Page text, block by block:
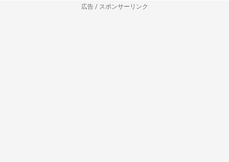
広告 / スポンサーリンク